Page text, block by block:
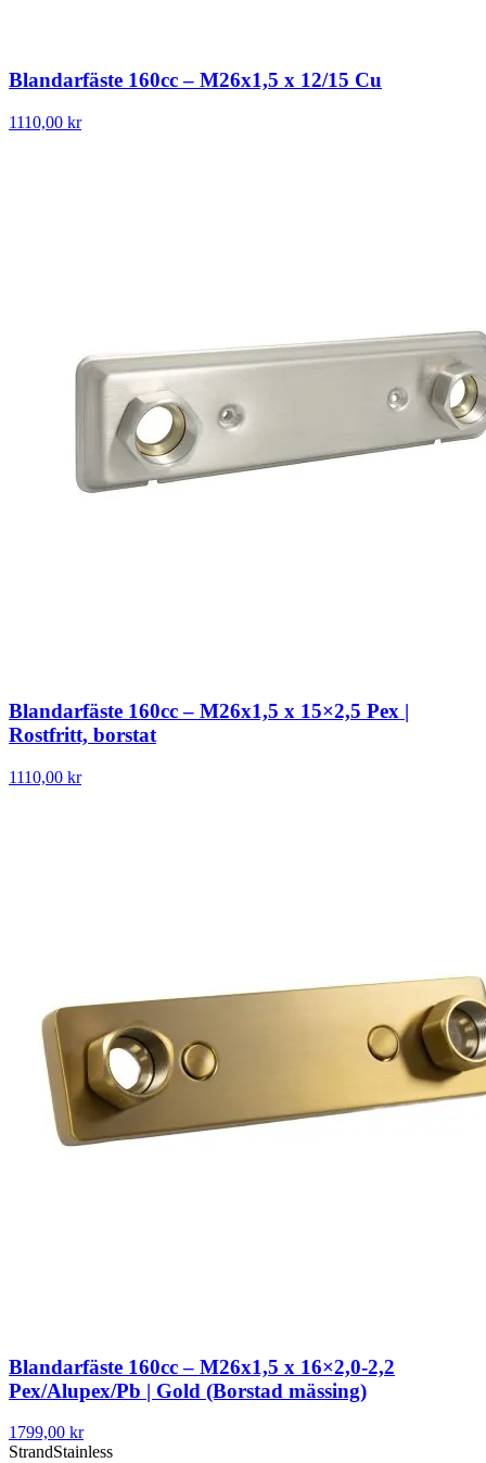
Blandarfäste 160cc – M26x1,5 x 12/15 Cu
1110,00 kr
Blandarfäste 160cc – M26x1,5 x 15×2,5 Pex |
Rostfritt, borstat
1110,00 kr
Blandarfäste 160cc – M26x1,5 x 16×2,0-2,2
Pex/Alupex/Pb | Gold (Borstad mässing)
1799,00 kr
StrandStainless